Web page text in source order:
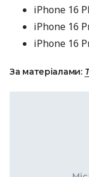
iPhone 16
iPhone 16
iPhone 16
За матеріалами: